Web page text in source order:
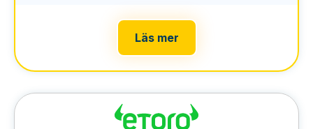
Läs mer